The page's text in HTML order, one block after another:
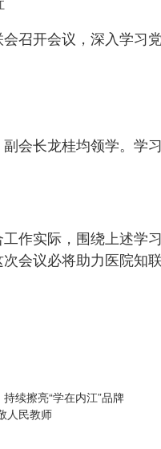
召开会议，深入学习
会长龙桂均领学。学
作实际，围绕上述学
会议必将助力医院知
续擦亮“学在内江”品牌
人民教师